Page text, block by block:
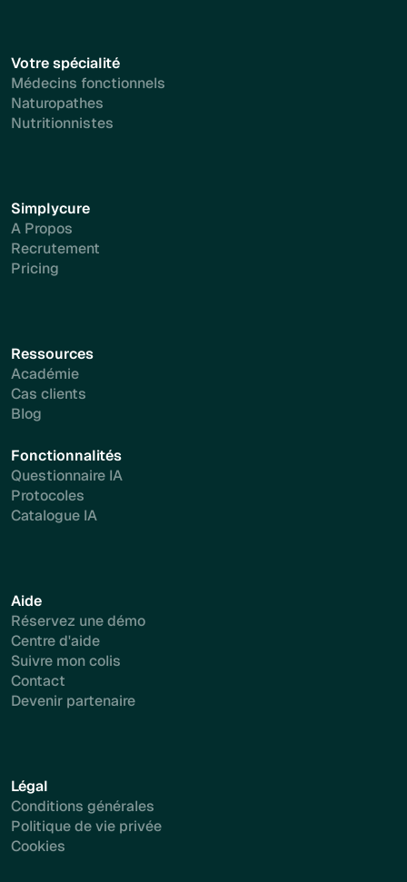
Votre spécialité
Médecins fonctionnels
Naturopathes
Nutritionnistes
Simplycure
A Propos
Recrutement
Pricing
Ressources
Académie
Cas clients
Blog
Fonctionnalités
Questionnaire IA
Protocoles
Catalogue IA
Aide
Réservez une démo
Centre d'aide
Suivre mon colis
Contact
Devenir partenaire
Légal
Conditions générales
Politique de vie privée
Cookies